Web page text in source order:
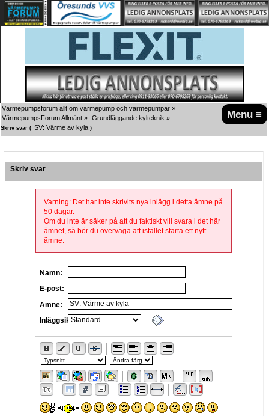
Menu ≡
Värmepumpsforum allt om värmepump och värmepumpar »
VärmepumpsForum Allmänt » Grundläggande kylteknik »
Skriv svar ( SV: Värme av kyla )
Skriv svar
Varning: Det har inte skrivits nya inlägg i detta ämne på
50 dagar.
Om du inte är säker på att du faktiskt vill svara i det här
ämnet, så bör du överväga att istället starta ett nytt
ämne.
Namn:
E-post:
Ämne:
Inläggsikon: